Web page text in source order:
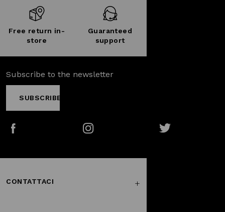
Free return in-
store
Guaranteed
support
Subscribe to the newsletter
SUBSCRIBE
CONTATTACI